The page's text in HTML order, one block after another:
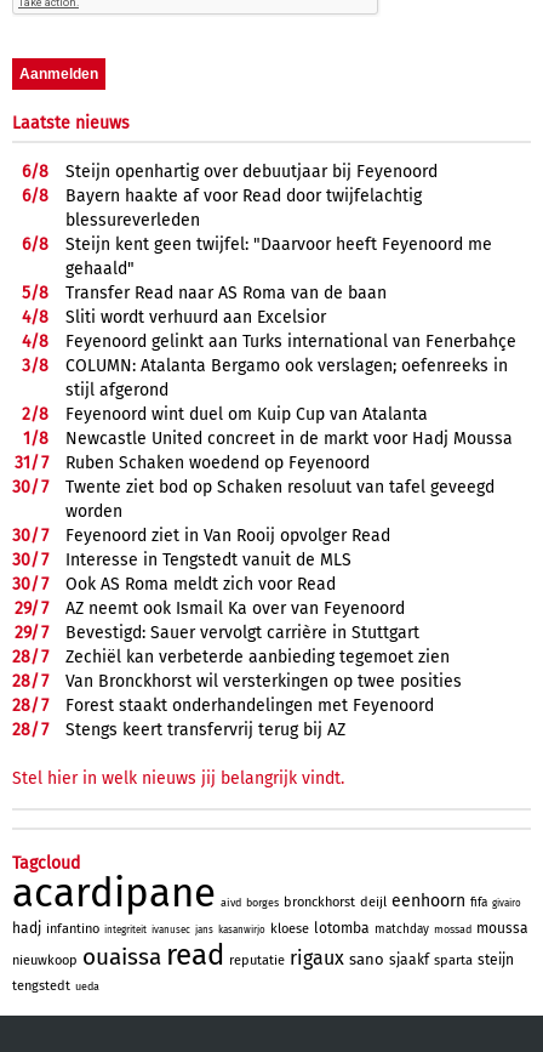
Laatste nieuws
6/8
Steijn openhartig over debuutjaar bij Feyenoord
6/8
Bayern haakte af voor Read door twijfelachtig
blessureverleden
6/8
Steijn kent geen twijfel: "Daarvoor heeft Feyenoord me
gehaald"
5/8
Transfer Read naar AS Roma van de baan
4/8
Sliti wordt verhuurd aan Excelsior
4/8
Feyenoord gelinkt aan Turks international van Fenerbahçe
3/8
COLUMN: Atalanta Bergamo ook verslagen; oefenreeks in
stijl afgerond
2/8
Feyenoord wint duel om Kuip Cup van Atalanta
1/8
Newcastle United concreet in de markt voor Hadj Moussa
31/7
Ruben Schaken woedend op Feyenoord
30/7
Twente ziet bod op Schaken resoluut van tafel geveegd
worden
30/7
Feyenoord ziet in Van Rooij opvolger Read
30/7
Interesse in Tengstedt vanuit de MLS
30/7
Ook AS Roma meldt zich voor Read
29/7
AZ neemt ook Ismail Ka over van Feyenoord
29/7
Bevestigd: Sauer vervolgt carrière in Stuttgart
28/7
Zechiël kan verbeterde aanbieding tegemoet zien
28/7
Van Bronckhorst wil versterkingen op twee posities
28/7
Forest staakt onderhandelingen met Feyenoord
28/7 Stengs keert transfervrij terug bij AZ
Stel hier in welk nieuws jij belangrijk vindt.
Tagcloud
acardipane aivd borges bronckhorst deijl eenhoorn fifa givairo
hadj infantino integriteit ivanusec jans kasanwirjo kloese lotomba matchday mossad moussa
nieuwkoop ouaissa read reputatie rigaux sano sjaakf sparta steijn
tengstedt ueda